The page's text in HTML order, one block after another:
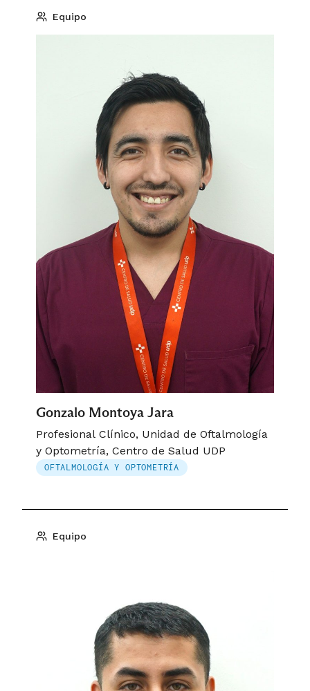
Equipo
Gonzalo Montoya Jara
Profesional Clínico, Unidad de Oftalmología
y Optometría, Centro de Salud UDP
OFTALMOLOGÍA Y OPTOMETRÍA
Equipo